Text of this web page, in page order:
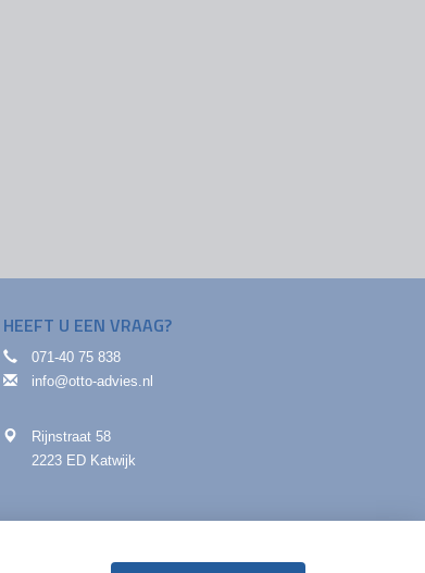
HEEFT U EEN VRAAG?
071-40 75 838
info@otto-advies.nl
Rijnstraat 58
2223 ED Katwijk